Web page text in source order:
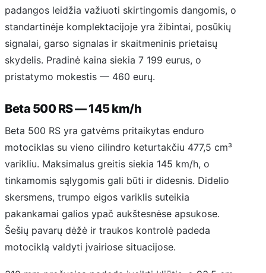
padangos leidžia važiuoti skirtingomis dangomis, o
standartinėje komplektacijoje yra žibintai, posūkių
signalai, garso signalas ir skaitmeninis prietaisų
skydelis. Pradinė kaina siekia 7 199 eurus, o
pristatymo mokestis — 460 eurų.
Beta 500 RS — 145 km/h
Beta 500 RS yra gatvėms pritaikytas enduro
motociklas su vieno cilindro keturtakčiu 477,5 cm³
varikliu. Maksimalus greitis siekia 145 km/h, o
tinkamomis sąlygomis gali būti ir didesnis. Didelio
skersmens, trumpo eigos variklis suteikia
pakankamai galios ypač aukštesnėse apsukose.
Šešių pavarų dėžė ir traukos kontrolė padeda
motociklą valdyti įvairiose situacijose.